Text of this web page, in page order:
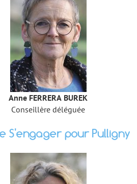
Anne FERRERA BUREK
Conseillère déléguée
S'engager pour Pulligny